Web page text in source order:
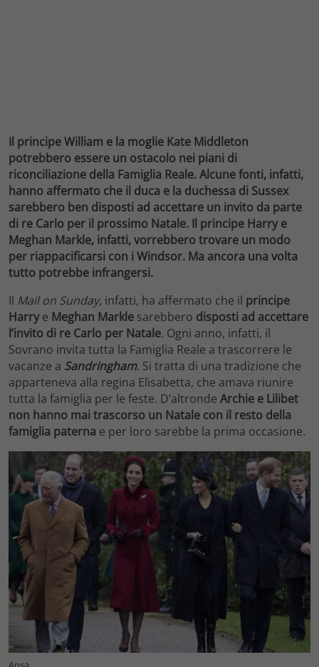
Il principe William e la moglie Kate Middleton
potrebbero essere un ostacolo nei piani di
riconciliazione della Famiglia Reale. Alcune fonti, infatti,
hanno affermato che il duca e la duchessa di Sussex
sarebbero ben disposti ad accettare un invito da parte
di re Carlo per il prossimo Natale. Il principe Harry e
Meghan Markle, infatti, vorrebbero trovare un modo
per riappacificarsi con i Windsor. Ma ancora una volta
tutto potrebbe infrangersi.
Il Mail on Sunday, infatti, ha affermato che il principe
Harrye Meghan Markle sarebbero disposti ad accettare
l’invito di re Carlo per Natale. Ogni anno, infatti, il
Sovrano invita tutta la Famiglia Reale a trascorrere le
vacanze a Sandringham. Si tratta di una tradizione che
apparteneva alla regina Elisabetta, che amava riunire
tutta la famiglia per le feste. D’altronde Archie e Lilibet
non hanno mai trascorso un Natale con il resto della
famiglia paterna e per loro sarebbe la prima occasione.